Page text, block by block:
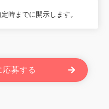
時までに開示します。
応募する